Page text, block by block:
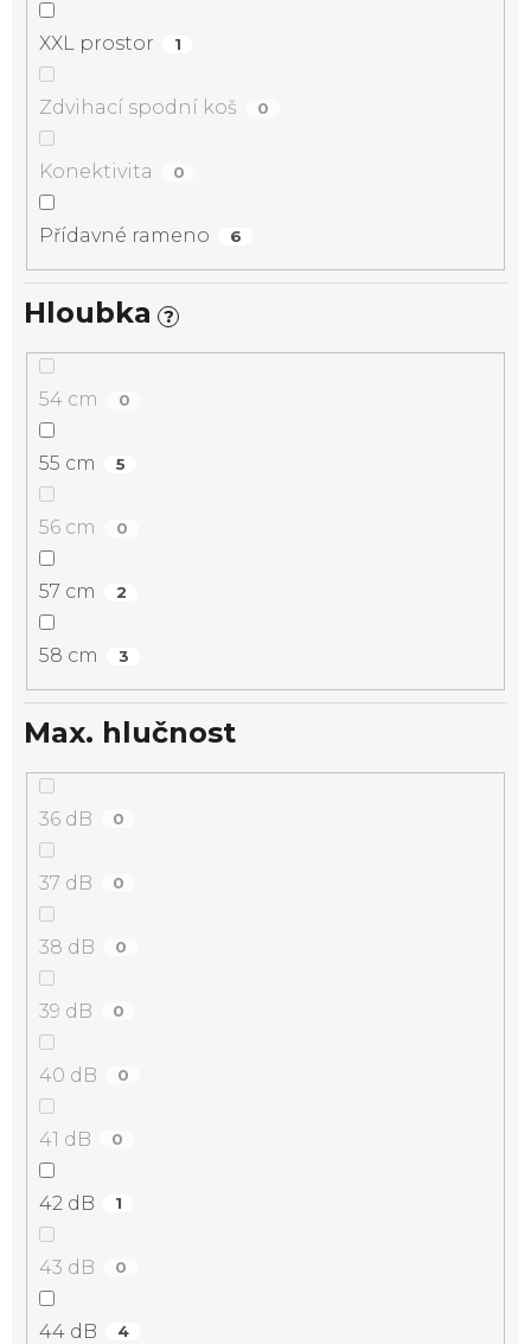
XXL prostor 1
Zdvihací spodní koš 0
Konektivita 0
Přídavné rameno 6
Hloubka ?
54 cm 0
55 cm 5
56 cm 0
57 cm 2
58 cm 3
Max. hlučnost
36 dB 0
37 dB 0
38 dB 0
39 dB 0
40 dB 0
41 dB 0
42 dB 1
43 dB 0
44 dB 4